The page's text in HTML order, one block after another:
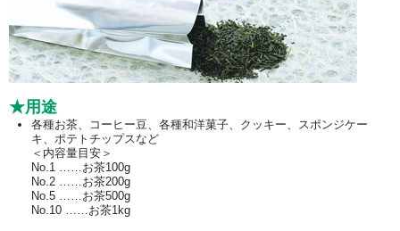
★用途
各種お茶、コーヒー豆、各種和洋菓子、クッキー、スポンジケー
キ、ポテトチップスなど
＜内容量目安＞
No.1 ……お茶100g
No.2 ……お茶200g
No.5 ……お茶500g
No.10 ……お茶1kg